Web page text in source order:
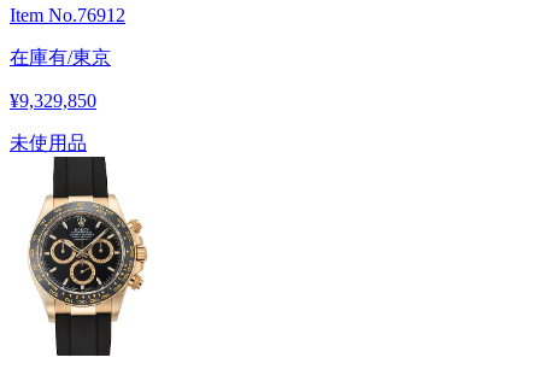
Item No.76912
在庫有/東京
¥9,329,850
未使用品